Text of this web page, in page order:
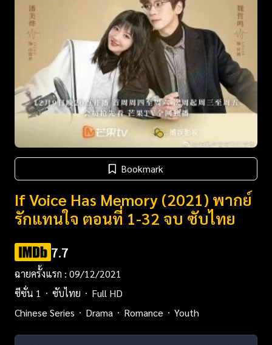
Bookmark
If Voice Has Memory (2021) พากย์
รักแทนใจ ตอนที่ 1-32 จบ ซับไทย
7.7
ฉายครั้งแรก : 09/12/2021
ซีซั่น 1
ซับไทย
Full HD
Chinese Series
Drama Romance Youth